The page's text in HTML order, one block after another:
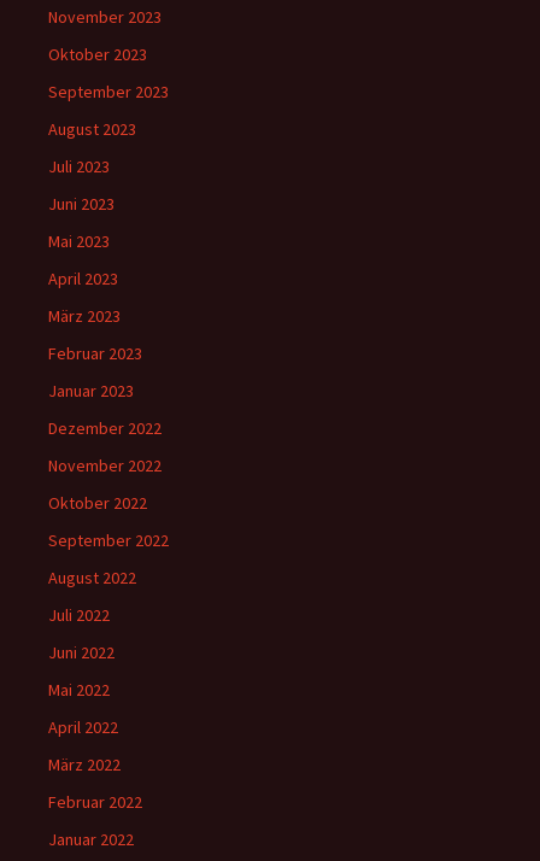
November 2023
Oktober 2023
September 2023
August 2023
Juli 2023
Juni 2023
Mai 2023
April 2023
März 2023
Februar 2023
Januar 2023
Dezember 2022
November 2022
Oktober 2022
September 2022
August 2022
Juli 2022
Juni 2022
Mai 2022
April 2022
März 2022
Februar 2022
Januar 2022